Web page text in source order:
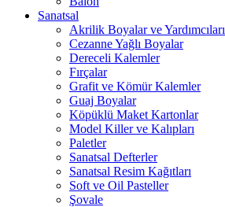
Sanatsal
Akrilik Boyalar ve Yardımcıları
Cezanne Yağlı Boyalar
Dereceli Kalemler
Fırçalar
Grafit ve Kömür Kalemler
Guaj Boyalar
Köpüklü Maket Kartonlar
Model Killer ve Kalıpları
Paletler
Sanatsal Defterler
Sanatsal Resim Kağıtları
Soft ve Oil Pasteller
Şovale